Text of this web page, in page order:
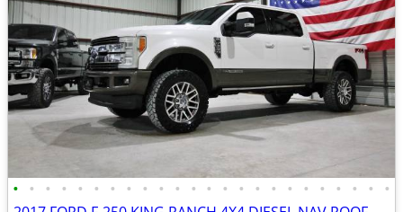
• • • • • • • • • • • • • • • • • • • • • • • •